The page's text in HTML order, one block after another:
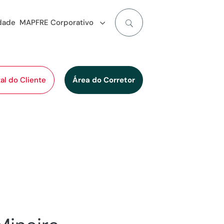
MAPFRE Corporativo
do Cliente Área do Corretor